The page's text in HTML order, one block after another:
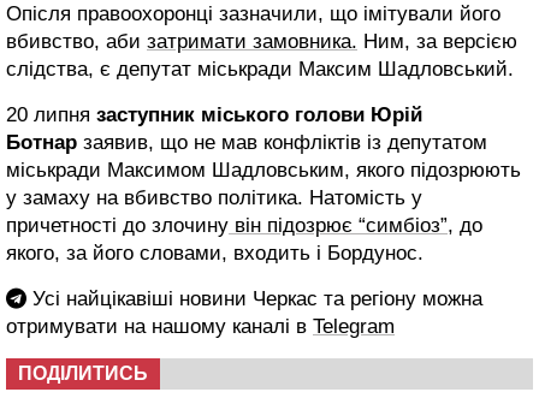
Опісля правоохоронці зазначили, що імітували його
вбивство, аби затримати замовника. Ним, за версією
слідства, є депутат міськради Максим Шадловський.
20 липня заступник міського голови Юрій
Ботнар заявив, що не мав конфліктів із депутатом
міськради Максимом Шадловським, якого підозрюють
у замаху на вбивство політика. Натомість у
причетності до злочину він підозрює “симбіоз”, до
якого, за його словами, входить і Бордунос.
Усі найцікавіші новини Черкас та регіону можна
отримувати на нашому каналі в Telegram
ПОДІЛИТИСЬ